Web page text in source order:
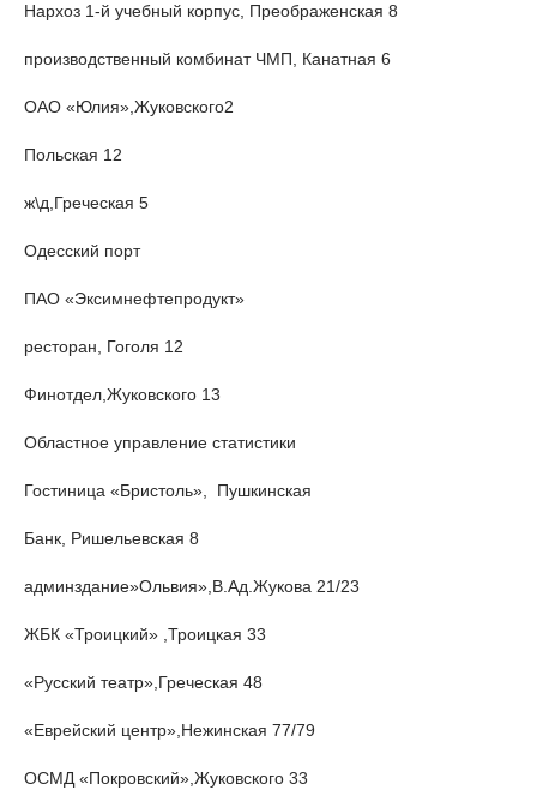
Нархоз 1-й учебный корпус, Преображенская 8
производственный комбинат ЧМП, Канатная 6
ОАО «Юлия»,Жуковского2
Польская 12
ж\д,Греческая 5
Одесский порт
ПАО «Эксимнефтепродукт»
ресторан, Гоголя 12
Финотдел,Жуковского 13
Областное управление статистики
Гостиница «Бристоль», Пушкинская
Банк, Ришельевская 8
админздание»Ольвия»,В.Ад.Жукова 21/23
ЖБК «Троицкий» ,Троицкая 33
«Русский театр»,Греческая 48
«Еврейский центр»,Нежинская 77/79
ОСМД «Покровский»,Жуковского 33